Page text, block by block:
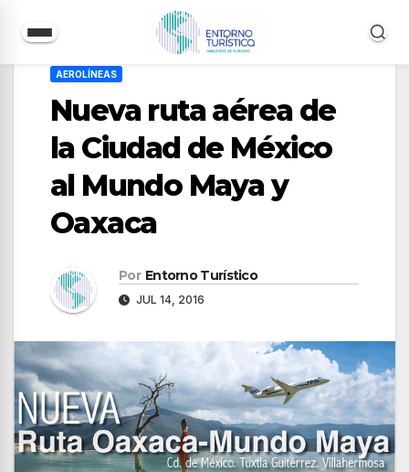
contenido
AEROLÍNEAS
Nueva ruta aérea de
la Ciudad de México
al Mundo Maya y
Oaxaca
Por Entorno Turístico
JUL 14, 2016